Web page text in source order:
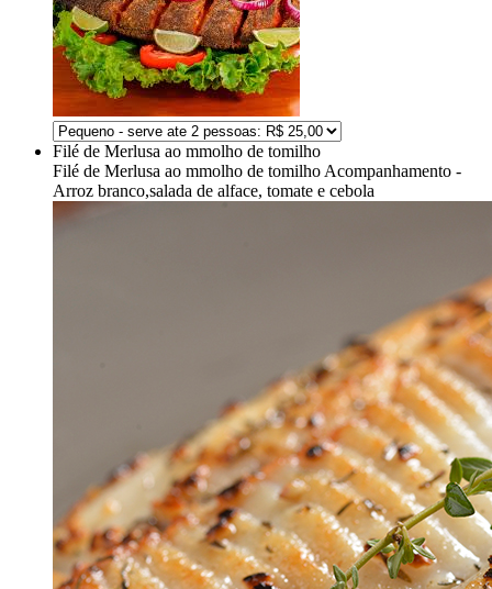
Filé de Merlusa ao mmolho de tomilho
Filé de Merlusa ao mmolho de tomilho Acompanhamento -
Arroz branco,salada de alface, tomate e cebola